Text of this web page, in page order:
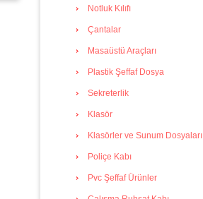
Notluk Kılıfı
Çantalar
Masaüstü Araçları
Plastik Şeffaf Dosya
Sekreterlik
Klasör
Klasörler ve Sunum Dosyaları
Poliçe Kabı
Pvc Şeffaf Ürünler